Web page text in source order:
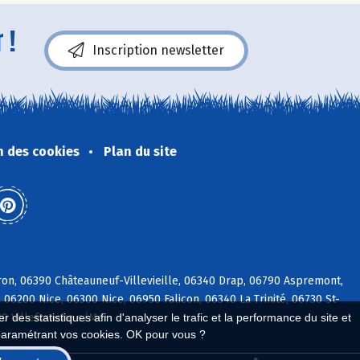
des statistiques afin d'analyser le trafic et la performance du site et
vos cookies. OK pour vous ?
! Inscription newsletter
des cookies Plan du site
06390 Châteauneuf-Villevieille, 06340 Drap, 06790 Aspremont,
Nice, 06300 Nice, 06950 Falicon, 06340 La Trinité, 06730 St-
Villefranche s/Mer